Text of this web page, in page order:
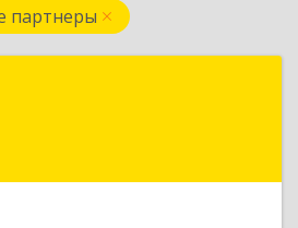
партнеры
Респ, Белебей г, им